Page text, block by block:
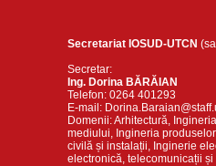
Secretariat IOSUD-UTCN
Secretar:
Ing. Dorina BĂRĂIAN
Telefon: 0264 401293
E-mail:
Domenii: Arhitectură,
mediului, Ingineria
civilă și instalații, Inginerie
electronică, telecomunicații